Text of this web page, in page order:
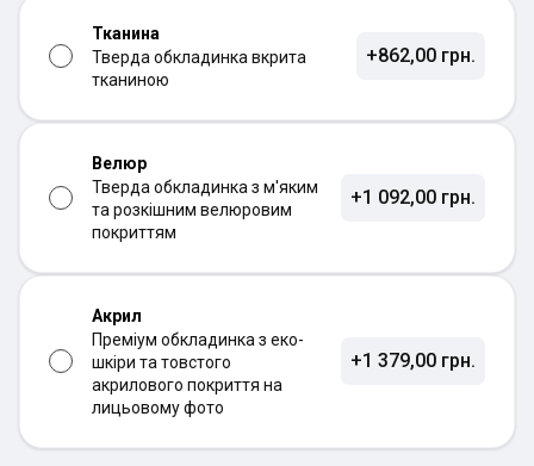
Тканина
Тверда обкладинка вкрита
тканиною
+862,00 грн.
Велюр
Тверда обкладинка з м'яким
та розкішним велюровим
покриттям
+1 092,00 грн.
Акрил
Преміум обкладинка з еко-
шкіри та товстого
акрилового покриття на
лицьовому фото
+1 379,00 грн.